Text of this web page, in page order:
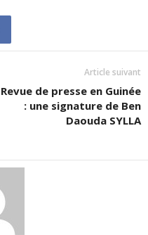
Article suivant
Revue de presse en Guinée
: une signature de Ben
Daouda SYLLA